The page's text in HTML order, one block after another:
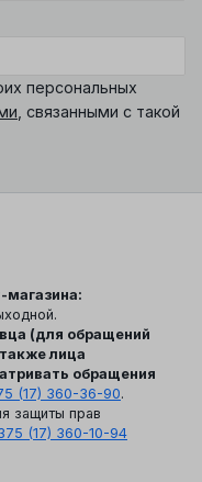
персональных
, связанными с такой
(для обращений
лица
обращения
(17) 360-36-90.
защиты прав
(17) 360-10-94